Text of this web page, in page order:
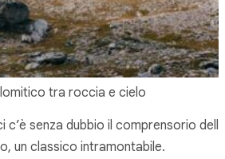
tra roccia e cielo
c’è senza dubbio il comprensorio delle
un classico intramontabile.